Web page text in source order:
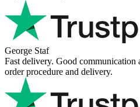
George Staf
Fast delivery. Good communication
order procedure and delivery.